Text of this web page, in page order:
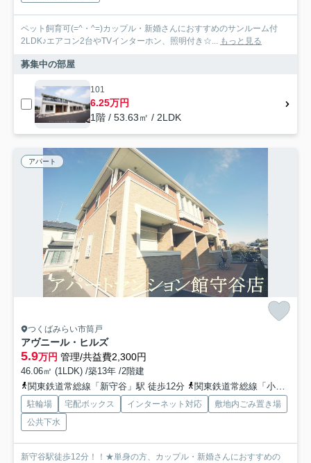
ペット飼育可(=^・^=)カップル・新婚さんにおすすめのサンルーム付
2LDK♪エアコン2台やTVインターホン、照明付き☆... もっと見る
募集中の部屋
101
6.25万円
1階 / 53.63㎡ / 2LDK
アパート
つくばみらい市筒戸
アヴニール・ヒルズ
5.9万円 管理/共益費2,300円
46.06㎡ (1LDK) /築13年 /2階建
関東鉄道常総線「新守谷」駅 徒歩12分
関東鉄道常総線「小絹」駅 徒歩18分
駐輪場 宅配ボックス インターネット対応
敷地内ごみ置き場
公共下水
新守谷駅徒歩12分！！★単身の方、カップル・新婚さんにおすすめの